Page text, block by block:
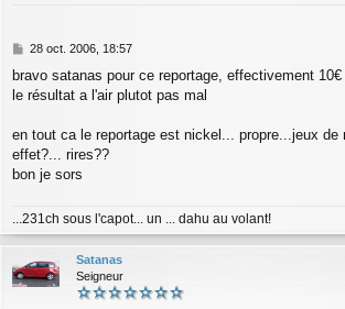
M
s
s
g
e
28 oct. 2006, 18:57
bravo satanas pour ce reportage, effectivement
le résultat a l'air plutot pas mal
en tout ca le reportage est nickel... propre...jeux de
effet?... rires??
bon je sors
...231ch sous l'capot... un ... dahu au volant!
Satanas
Seigneur